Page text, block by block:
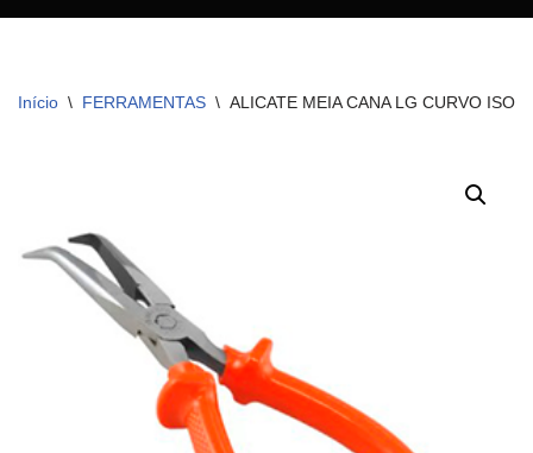
Início \ FERRAMENTAS \ ALICATE MEIA CANA LG CURVO ISOL